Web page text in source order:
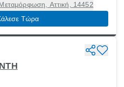
Αττική, 14452
Τώρα